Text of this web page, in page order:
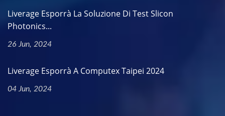
Liverage Esporrà La Soluzione Di Test Slicon
Photonics...
26 Jun, 2024
Liverage Esporrà A Computex Taipei 2024
04 Jun, 2024